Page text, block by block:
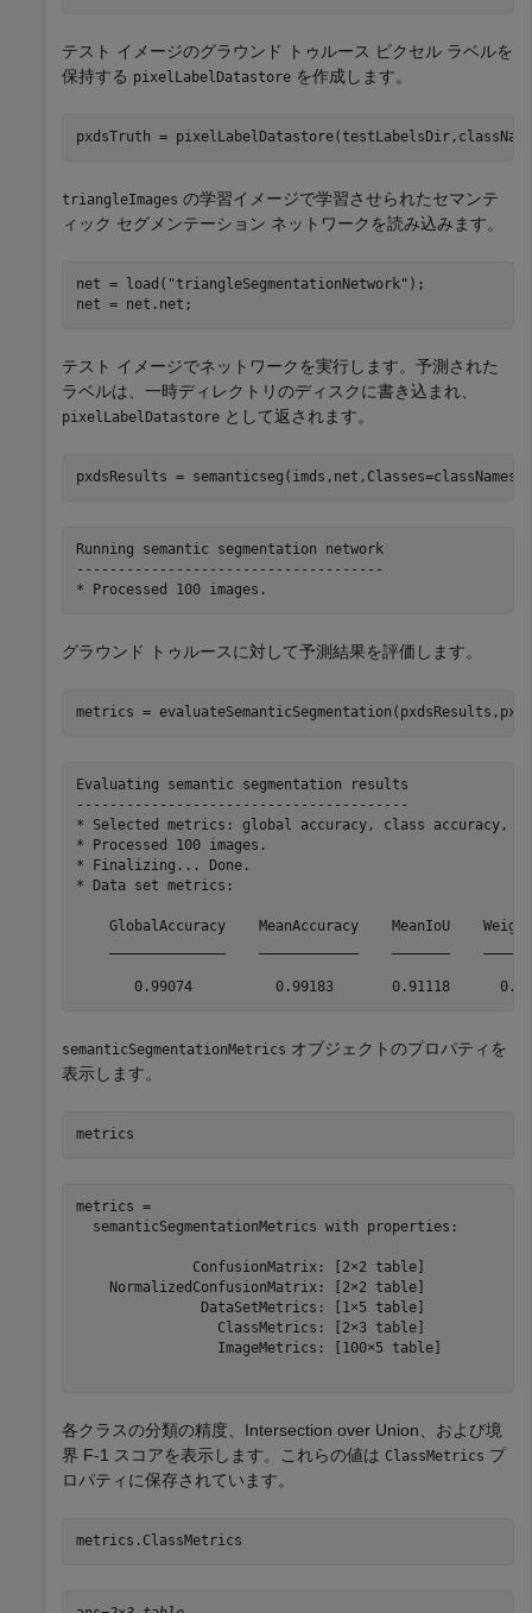
テスト イメージのグラウンド トゥルース ピクセル ラベルを
保持する pixelLabelDatastore を作成します。
pxdsTruth =
triangleImages の学習イメージで学習させられたセマンテ
ィック セグメンテーション ネットワークを読み込みます。
net = load( "triangleSegmentationNetwork" );
net = net.net;
テスト イメージでネットワークを実行します。予測された
ラベルは、一時ディレクトリのディスクに書き込まれ、
pixelLabelDatastore として返されます。
pxdsResults =
Running semantic segmentation network
-------------------------------------
グラウンド トゥルースに対して予測結果を評価します。
metrics =
Evaluating semantic segmentation results
----------------------------------------
* Selected metrics: global accuracy, class accuracy,
* Processed 100 images.
* Finalizing... Done.
* Data set metrics:
GlobalAccuracy    MeanAccuracy    MeanIoU
semanticSegmentationMetrics オブジェクトのプロパティを
表示します。
metrics
metrics =
  semanticSegmentationMetrics with properties:
              ConfusionMatrix: [2×2 table]
    NormalizedConfusionMatrix: [2×2 table]
               DataSetMetrics: [1×5 table]
                 ClassMetrics: [2×3 table]
                 ImageMetrics: [100×5 table]
各クラスの分類の精度、Intersection over Union、および境
界 F-1 スコアを表示します。これらの値は ClassMetrics プ
ロパティに保存されています。
metrics.ClassMetrics